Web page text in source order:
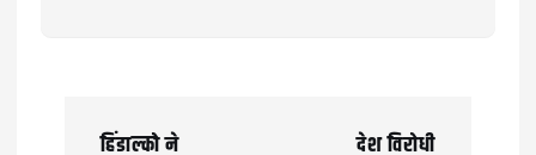
हिंडाल्को ने देश विरोधी